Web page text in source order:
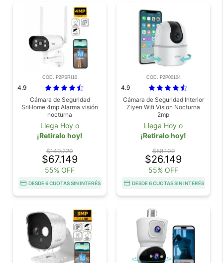
COD. P2PSRI10
4.9
Cámara de Seguridad
SriHome 4mp Alarma visión
nocturna
Llega Hoy o
¡Retiralo hoy!
$149.220
$67.149
55% OFF
DESDE 6 CUOTAS SIN INTERÉS
COD. P2P00104
4.9
Cámara de Seguridad Interior
Ziyen Wifi Vision Nocturna
2mp
Llega Hoy o
¡Retiralo hoy!
$58.109
$26.149
55% OFF
DESDE 6 CUOTAS SIN INTERÉS